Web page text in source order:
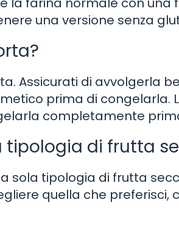
una versione senza
Assicurati di avvolgerla
prima di congelarla.
completamente
tipologia di frutta
sola tipologia di frutta
quella che